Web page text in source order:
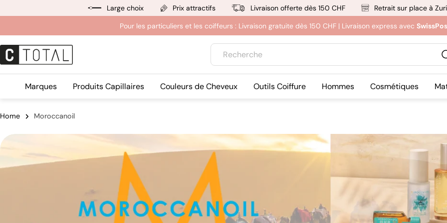
au
Large choix Prix attractifs Livraison offerte dès 150 CHF Retrait sur place à
Pour les particuliers et les coiffeurs : Livraison gratuite dès 150 CHF | Livraison express avec
Recherche
Marques Produits Capillaires Couleurs de Cheveux Outils Coiffure Hommes Cosmétiques
Home Moroccanoil